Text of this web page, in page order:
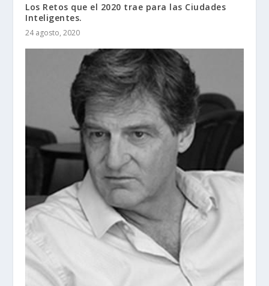
Los Retos que el 2020 trae para las Ciudades
Inteligentes.
24 agosto, 2020